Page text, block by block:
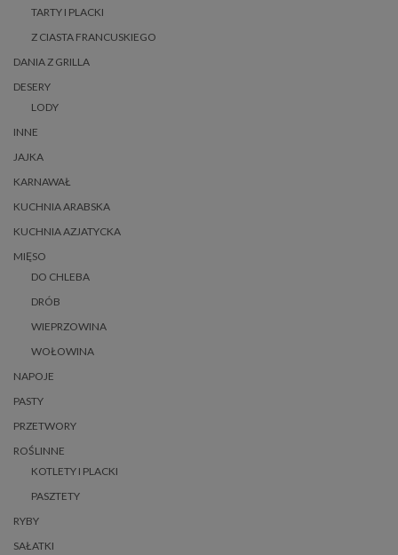
TARTY I PLACKI
Z CIASTA FRANCUSKIEGO
DANIA Z GRILLA
DESERY
LODY
INNE
JAJKA
KARNAWAŁ
KUCHNIA ARABSKA
KUCHNIA AZJATYCKA
MIĘSO
DO CHLEBA
DRÓB
WIEPRZOWINA
WOŁOWINA
NAPOJE
PASTY
PRZETWORY
ROŚLINNE
KOTLETY I PLACKI
PASZTETY
RYBY
SAŁATKI